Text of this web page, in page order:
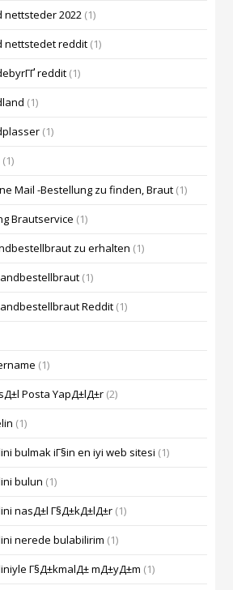
2022 (1)
nettstedet reddit (1)
reddit (1)
(1)
(1)
(1)
Mail -Bestellung zu finden, Braut (1)
Brautservice (1)
zu erhalten (1)
(1)
Reddit (1)
(1)
Posta YapД±lД±r (2)
(1)
bulmak iГ§in en iyi web sitesi (1)
bulun (1)
nasД±l Г§Д±kД±lД±r (1)
nerede bulabilirim (1)
Г§Д±kmalД± mД±yД±m (1)